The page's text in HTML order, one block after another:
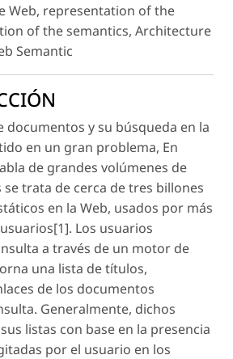
Web, representation of the
of the semantics, Architecture
Semantic
documentos y su búsqueda en la
en un gran problema, En
de grandes volúmenes de
trata de cerca de tres billones
en la Web, usados por más
Los usuarios
a través de un motor de
una lista de títulos,
de los documentos
Generalmente, dichos
listas con base en la presencia
por el usuario en los